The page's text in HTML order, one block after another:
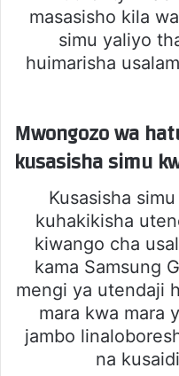
masasisho kila
simu yaliyo
huimarisha
Mwongozo wa
kusasisha simu
Kusasisha
kuhakikisha
kiwango cha
kama Samsung
mengi ya utendaji
mara kwa mara
jambo
na